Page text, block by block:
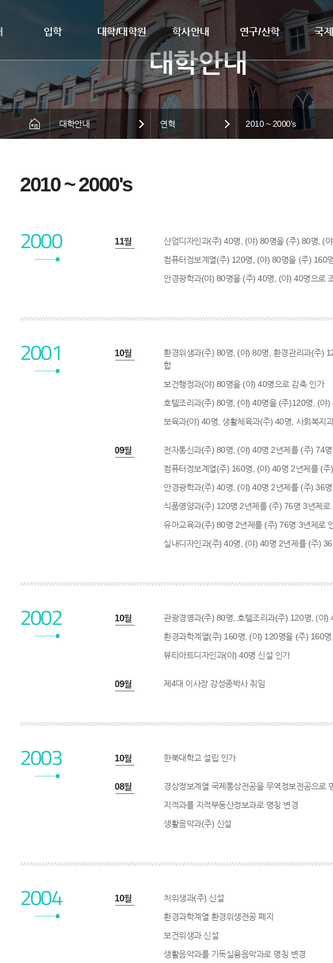
입학 대학/대학원 학사안내 연구/산학 국
대학안내 연혁 2010 ~ 2000's
2010 ~ 2000's
2000 2000년 11월
산업디자인과(주) 40명, (야) 80명을 (주) 80명, (
컴퓨터정보계열(주) 120명, (야) 80명을 (주) 160
안경광학과(야) 80명을 (주) 40명, (야) 40명으로
2001 2001년 10월
환경위생과(주) 80명, (야) 80명, 환경관리과(주)
합
보건행정과(야) 80명을 (야) 40명으로 감축 인가
호텔조리과(주) 80명, (야) 40명을 (주)120명, (야)
보육과(야) 40명, 생활체육과(주) 40명, 사회복지
2001년 09월
전자통신과(주) 80명, (야) 40명 2년제를 (주) 74
컴퓨터정보계열(주) 160명, (야) 40명 2년제를 (
안경광학과(주) 40명, (야) 40명 2년제를 (주) 36
식품영양과(주) 120명 2년제를 (주) 76명 3년제로
유아교육과(주) 80명 2년제를 (주) 76명 3년제로
실내디자인과(주) 40명, (야) 40명 2년제를 (주)
2002 2002년 10월
관광경영과(주) 80명, 호텔조리과(주) 120명, (야
환경과학계열(주) 160명, (야) 120명을 (주) 160
뷰티아트디자인과(야) 40명 신설 인가
2002년 09월 제4대 이사장 강성종박사 취임
2003 2003년 10월 한북대학교 설립 인가
2003년 08월
경상정보계열 국제통상전공을 무역정보전공으로
지적과를 지적부동산정보과로 명칭 변경
생활음악과(주) 신설
2004 2004년 10월
치위생과(주) 신설
환경과학계열 환경위생전공 폐지
보건위생과 신설
생활음악과를 기독실용음악과로 명칭 변경